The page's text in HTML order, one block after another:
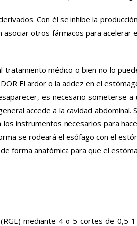
Con él se inhibe la
otros fármacos para
tratamiento médico o bien no lo
El ardor o la acidez en el
es necesario someterse a
accede a la cavidad
instrumentos necesarios para
se rodeará el esófago con el
forma anatómica para que el
mediante 4 o 5 cortes de 0,5-